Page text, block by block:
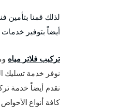
لذلك قمنا بتأمين
أيضاً بتوفير
تركيب فلاتر مياه
نوفر خدمة
نقدم أيضاً خدمة
كافة أنواع